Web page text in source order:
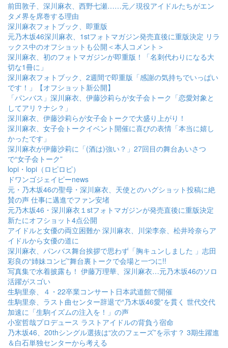
前田敦子、深川麻衣、西野七瀬……元／現役アイドルたちがエン
タメ界を席巻する理由
深川麻衣フォトブック、即重版
元乃木坂46深川麻衣、1stフォトマガジン発売直後に重版決定 リラ
ックス中のオフショットも公開＜本人コメント＞
深川麻衣、初のフォトマガジンが即重版！「名刺代わりになる大
切な1冊に」
深川麻衣フォトブック、2週間で即重版「感謝の気持ちでいっぱい
です！」【オフショット新公開】
「パンバス」深川麻衣、伊藤沙莉らが女子会トーク「恋愛対象と
してアリ？ナシ？」
深川麻衣、伊藤沙莉らが女子会トークで大盛り上がり！
深川麻衣、女子会トークイベント開催に喜びの表情「本当に嬉し
かったです」
深川麻衣が伊藤沙莉に「(酒は)強い？」27回目の舞台あいさつ
で“女子会トーク”
lopi・lopi（ロピロピ）
ドワンゴジェイピーnews
元・乃木坂46の聖母・深川麻衣、天使とのハグショット投稿に絶
賛の声 仕事に邁進でファン安堵
元乃木坂46・深川麻衣１stフォトマガジンが発売直後に重版決定
新たにオフショット4点公開
アイドルと女優の両立困難か 深川麻衣、川栄李奈、松井玲奈らア
イドルから女優の道に
深川麻衣、パンバス舞台挨拶で思わず「胸キュンしました 」志田
彩良の“姉妹コンビ”舞台裏トークで会場と一つに!!
写真集で水着披露も！ 伊藤万理華、深川麻衣…元乃木坂46のソロ
活躍がスゴい
生駒里奈、４・22卒業コンサート日本武道館で開催
生駒里奈、ラスト曲センター辞退で“乃木坂46愛”を貫く 世代交代
加速に「生駒イズムの注入を！」の声
小室哲哉プロデュース ラストアイドルの背負う宿命
乃木坂46、20thシングル選抜は“次のフェーズ”を示す？ 3期生躍進
＆白石単独センターから考える